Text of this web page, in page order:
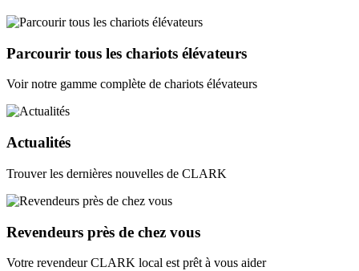
Parcourir tous les chariots élévateurs
Voir notre gamme complète de chariots élévateurs
Actualités
Trouver les dernières nouvelles de CLARK
Revendeurs près de chez vous
Votre revendeur CLARK local est prêt à vous aider